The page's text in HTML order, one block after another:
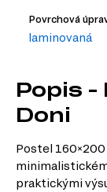
Povrchová
laminovaná
Popis
Doni
Postel
praktickými